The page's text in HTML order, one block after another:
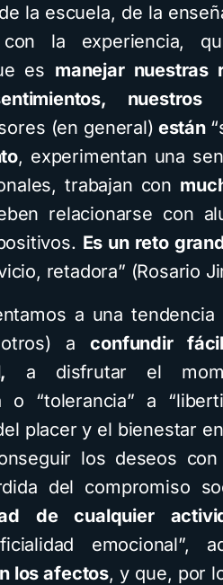
la escuela, de la
con la experiencia,
es manejar nuestras
nuestros
(en general) están
, experimentan una
trabajan con
relacionarse con
Es un reto
retadora” (Rosario
a una tendencia
otros) aconfundir
a disfrutar el
o “tolerancia” a
placer y el bienestar
los deseos
del compromiso
de cualquier
emocional”,
los afectos, y que, por